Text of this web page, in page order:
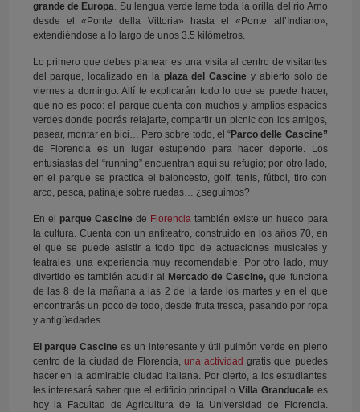
grande de Europa. Su lengua verde lame toda la orilla del río Arno
desde el «Ponte della Vittoria» hasta el «Ponte all’Indiano»,
extendiéndose a lo largo de unos 3.5 kilómetros.
Lo primero que debes planear es una visita al centro de visitantes
del parque, localizado en la plaza del Cascine y abierto solo de
viernes a domingo. Allí te explicarán todo lo que se puede hacer,
que no es poco: el parque cuenta con muchos y amplios espacios
verdes donde podrás relajarte, compartir un picnic con los amigos,
pasear, montar en bici… Pero sobre todo, el “Parco delle Cascine”
de Florencia es un lugar estupendo para hacer deporte. Los
entusiastas del “running” encuentran aquí su refugio; por otro lado,
en el parque se practica el baloncesto, golf, tenis, fútbol, tiro con
arco, pesca, patinaje sobre ruedas… ¿seguimos?
En el parque Cascine de Florencia también existe un hueco para
la cultura. Cuenta con un anfiteatro, construido en los años 70, en
el que se puede asistir a todo tipo de actuaciones musicales y
teatrales, una experiencia muy recomendable. Por otro lado, muy
divertido es también acudir al
Mercado de Cascine,que funciona
de las 8 de la mañana a las 2 de la tarde los martes y en el que
encontrarás un poco de todo, desde fruta fresca, pasando por ropa
y antigüedades.
El parque Cascine es un interesante y útil pulmón verde en pleno
centro de la ciudad de Florencia, una actividad gratis que puedes
hacer en la admirable ciudad italiana. Por cierto, a los estudiantes
les interesará saber que el edificio principal o Villa Granducale es
hoy la Facultad de Agricultura de la Universidad de Florencia.